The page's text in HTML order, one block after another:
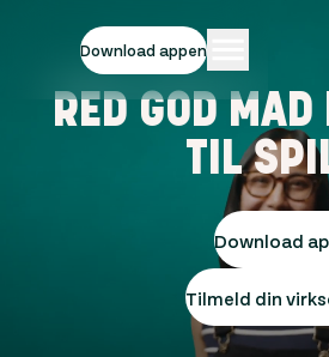
Download appen
RED GOD MAD
TIL
Download
Tilmeld din